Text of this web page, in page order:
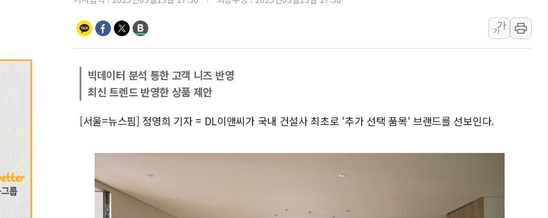
[컨콜] 롯데케미칼, "하반
안동 송천동 양봉장 화재
컴투스, 제우스: 오만의 신 쇼
취재진 질의에 답하는 김태
목동8단지 현설에 대우
[일본 증시] 닛케이, 레이저
롯데케미칼, 2분기 영업익
외교부, 美 의원들 정통망
가
가
빅데이터 분석 통한 고객 니즈 반영
최신 트렌드 반영한 상품 제안
[서울=뉴스핌] 정영희 기자 = DL이앤씨가 국내 건설사 최초로 ′추가 선택 품목′ 브랜드를 선보인다.